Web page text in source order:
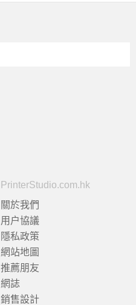
PrinterStudio.com.hk
關於我們
用户協議
隱私政策
網站地圖
推薦朋友
網誌
銷售設計